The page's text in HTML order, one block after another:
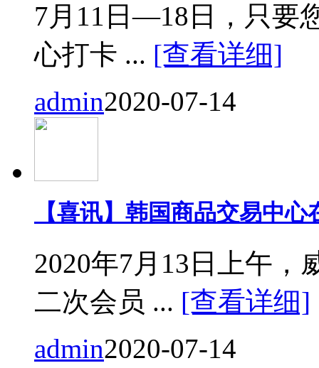
7月11日—18日，只要
心打卡 ... [查看详细]
admin2020-07-14
【喜讯】韩国商品交易中
2020年7月13日上午，
二次会员 ... [查看详细]
admin2020-07-14